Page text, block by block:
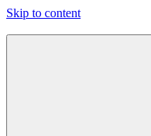
Skip to content